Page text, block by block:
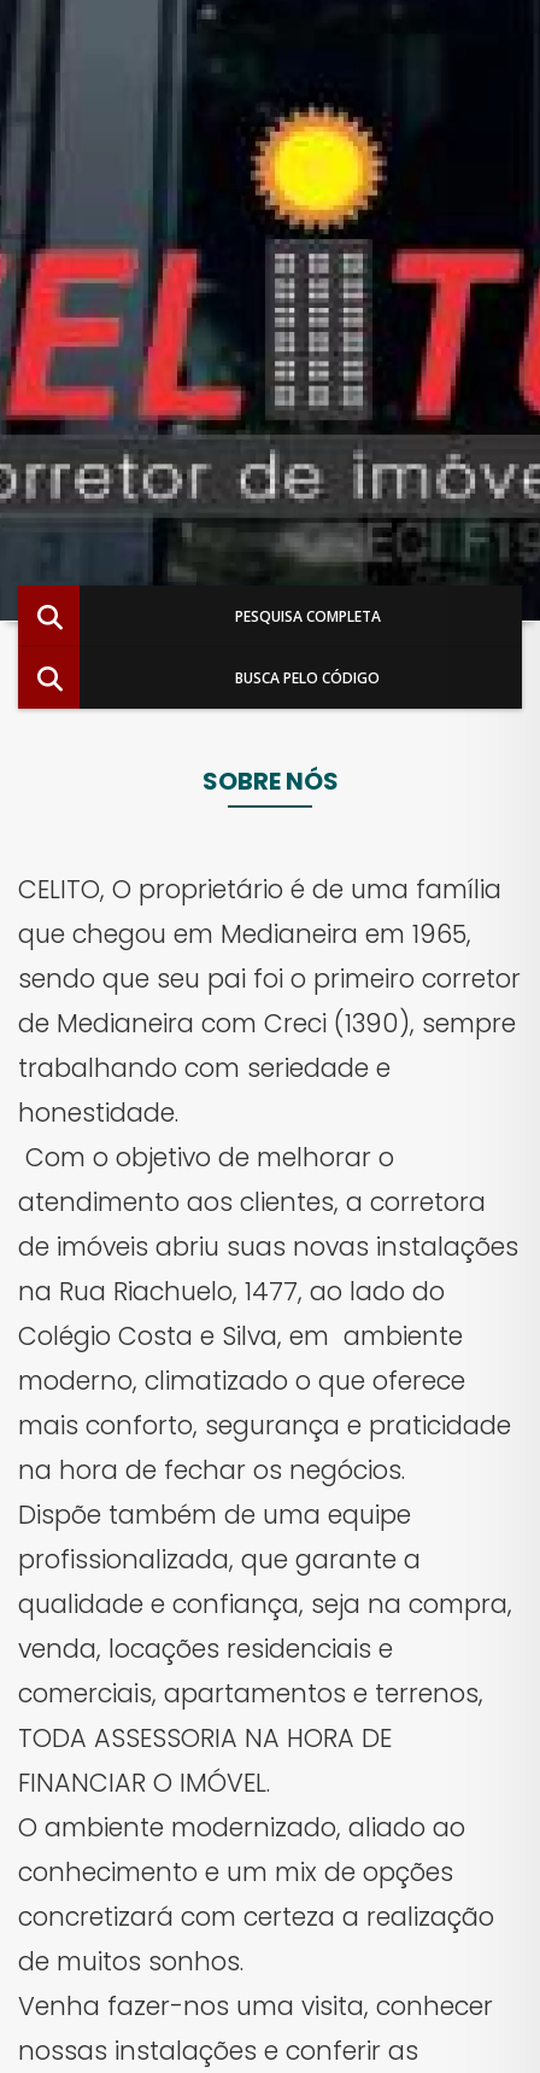
PESQUISA COMPLETA
BUSCA PELO CÓDIGO
SOBRE NÓS
CELITO, O proprietário é de uma família
que chegou em Medianeira em 1965,
sendo que seu pai foi o primeiro corretor
de Medianeira com Creci (1390), sempre
trabalhando com seriedade e
honestidade.
Com o objetivo de melhorar o
atendimento aos clientes, a corretora
de imóveis abriu suas novas instalações
na Rua Riachuelo, 1477, ao lado do
Colégio Costa e Silva, em ambiente
moderno, climatizado o que oferece
mais conforto, segurança e praticidade
na hora de fechar os negócios.
Dispõe também de uma equipe
profissionalizada, que garante a
qualidade e confiança, seja na compra,
venda, locações residenciais e
comerciais, apartamentos e terrenos,
TODA ASSESSORIA NA HORA DE
FINANCIAR O IMÓVEL.
O ambiente modernizado, aliado ao
conhecimento e um mix de opções
concretizará com certeza a realização
de muitos sonhos.
Venha fazer-nos uma visita, conhecer
nossas instalações e conferir as